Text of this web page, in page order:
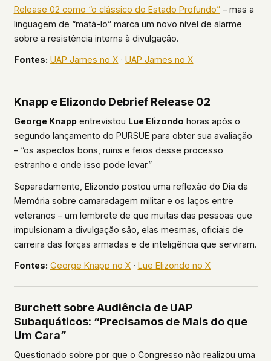
Release 02 como “o clássico do Estado Profundo”– mas a
linguagem de “matá-lo” marca um novo nível de alarme
sobre a resistência interna à divulgação.
Fontes: UAP James no X · UAP James no X
Knapp e Elizondo Debrief Release 02
George Knapp entrevistou Lue Elizondo horas após o
segundo lançamento do PURSUE para obter sua avaliação
– “os aspectos bons, ruins e feios desse processo
estranho e onde isso pode levar.”
Separadamente, Elizondo postou uma reflexão do Dia da
Memória sobre camaradagem militar e os laços entre
veteranos – um lembrete de que muitas das pessoas que
impulsionam a divulgação são, elas mesmas, oficiais de
carreira das forças armadas e de inteligência que serviram.
Fontes: George Knapp no X · Lue Elizondo no X
Burchett sobre Audiência de UAP
Subaquáticos: “Precisamos de Mais do que
Um Cara”
Questionado sobre por que o Congresso não realizou uma